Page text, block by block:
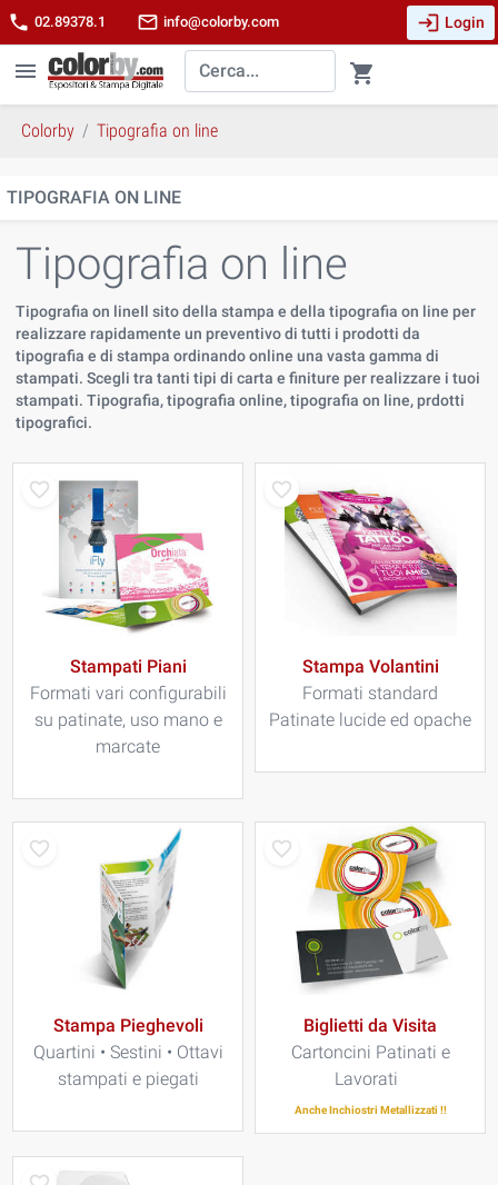
phone 02.89378.1 mail_outline info@colorby.com login Login
menu shopping_cart
Colorby Tipografia on line
TIPOGRAFIA ON LINE
Tipografia on line
Tipografia on lineIl sito della stampa e della tipografia on line per
realizzare rapidamente un preventivo di tutti i prodotti da
tipografia e di stampa ordinando online una vasta gamma di
stampati. Scegli tra tanti tipi di carta e finiture per realizzare i tuoi
stampati. Tipografia, tipografia online, tipografia on line, prdotti
tipografici.
Stampati Piani
Formati vari configurabili
su patinate, uso mano e
marcate
Stampa Volantini
Formati standard
Patinate lucide ed opache
Stampa Pieghevoli
Quartini • Sestini • Ottavi
stampati e piegati
Biglietti da Visita
Cartoncini Patinati e
Lavorati
Anche Inchiostri Metallizzati !!